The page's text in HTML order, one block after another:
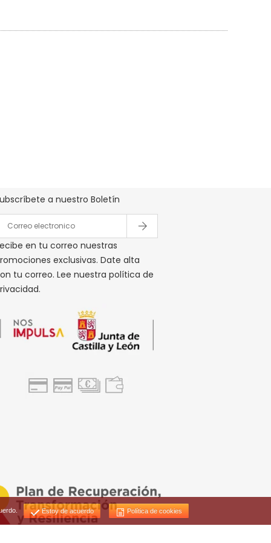
a nuestro Boletín
en tu correo nuestras
exclusivas. Date alta
tu correo. Lee nuestra política de
Estoy de acuerdo Política de cookies